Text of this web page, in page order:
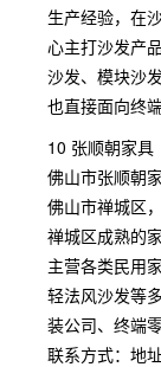
生产经验，在
心主打沙发产
沙发、模块沙
也直接面向终
10 张顺朝家具
佛山市张顺朝
佛山市禅城区
禅城区成熟的
主营各类民用
轻法风沙发等
装公司、终端
联系方式：地